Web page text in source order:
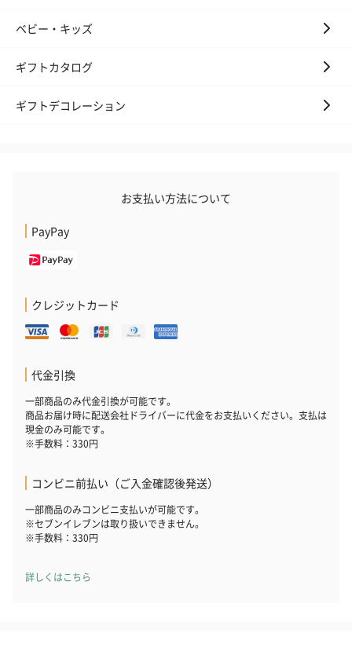
ベビー・キッズ
ギフトカタログ
ギフトデコレーション
お支払い方法について
PayPay
クレジットカード
代金引換
一部商品のみ代金引換が可能です。
商品お届け時に配送会社ドライバーに代金をお支払いください。支払は
現金のみ可能です。
※手数料：330円
コンビニ前払い（ご入金確認後発送）
一部商品のみコンビニ支払いが可能です。
※セブンイレブンは取り扱いできません。
※手数料：330円
詳しくはこちら